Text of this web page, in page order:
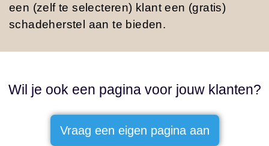
een (zelf te selecteren) klant een (gratis)
schadeherstel aan te bieden.
Wil je ook een pagina voor jouw klanten?
Vraag een eigen pagina aan